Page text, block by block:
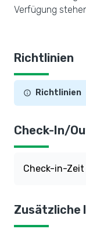
Verfügung
Richtlinien
Richtlinien
Check-In/
Check-in-Zeit
Zusätzliche